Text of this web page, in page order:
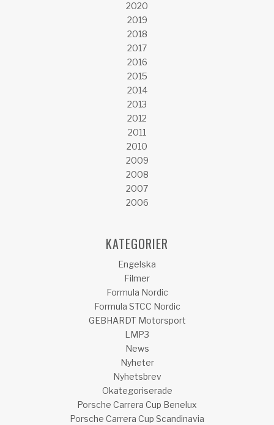
2020
2019
2018
2017
2016
2015
2014
2013
2012
2011
2010
2009
2008
2007
2006
KATEGORIER
Engelska
Filmer
Formula Nordic
Formula STCC Nordic
GEBHARDT Motorsport
LMP3
News
Nyheter
Nyhetsbrev
Okategoriserade
Porsche Carrera Cup Benelux
Porsche Carrera Cup Scandinavia